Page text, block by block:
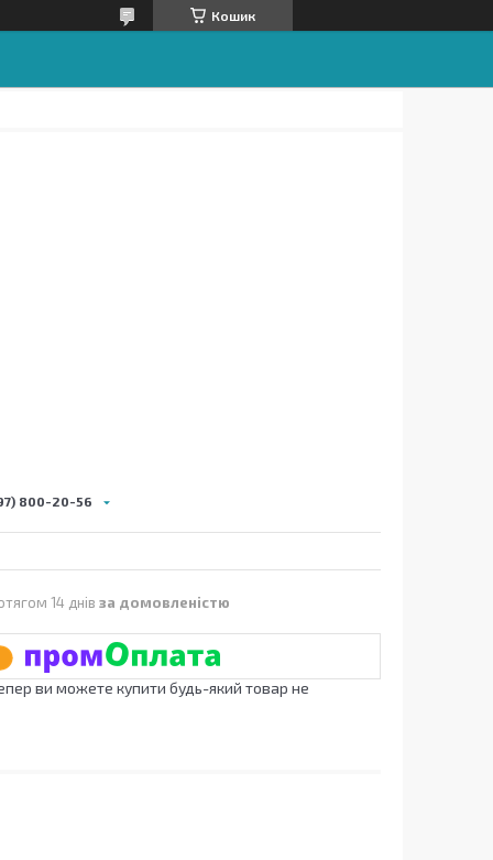
Кошик
800-20-56
14 днів за домовленістю
ви можете купити будь-який товар не